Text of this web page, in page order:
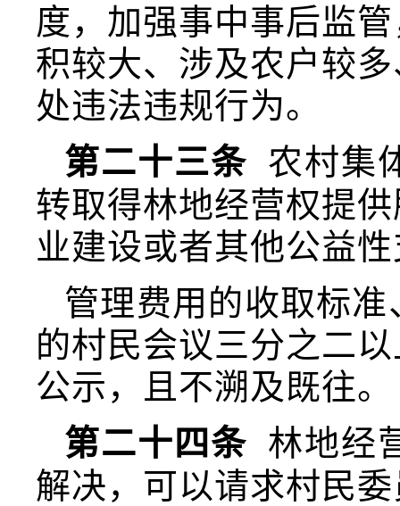
度，加强事中事后监
积较大、涉及农户较
处违法违规行为。
第二十三条 农村集
转取得林地经营权提
业建设或者其他公益
管理费用的收取标
的村民会议三分之二
公示，且不溯及既往。
第二十四条 林地经
解决，可以请求村民